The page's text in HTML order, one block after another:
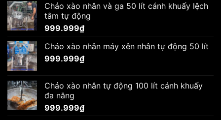
Chảo xào nhân và ga 50 lít cánh khuấy lệch
tâm tự động
999.999₫
Chảo xào nhân máy xên nhân tự động 50 lít
999.999₫
Chảo xào nhân tự động 100 lít cánh khuấy
đa năng
999.999₫